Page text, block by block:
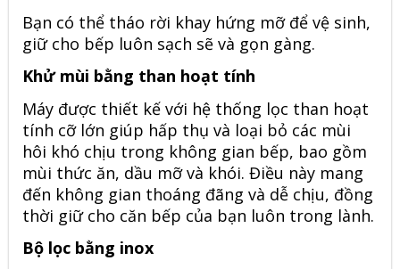
Bạn có thể tháo rời khay hứng mỡ để vệ sinh,
giữ cho bếp luôn sạch sẽ và gọn gàng.
Khử mùi bằng than hoạt tính
Máy được thiết kế với hệ thống lọc than hoạt
tính cỡ lớn giúp hấp thụ và loại bỏ các mùi
hôi khó chịu trong không gian bếp, bao gồm
mùi thức ăn, dầu mỡ và khói. Điều này mang
đến không gian thoáng đãng và dễ chịu, đồng
thời giữ cho căn bếp của bạn luôn trong lành.
Bộ lọc bằng inox